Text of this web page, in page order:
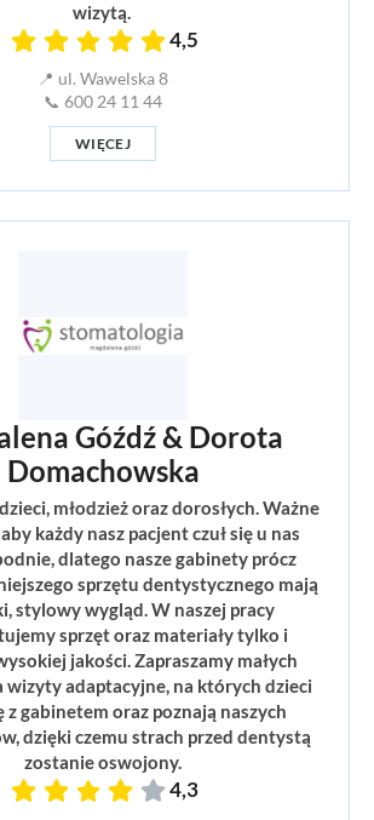
wizytą.
4,5
📍 ul. Wawelska 8
📞 600 24 11 44
WIĘCEJ
Góźdź & Dorota
Domachowska
młodzież oraz dorosłych. Ważne
każdy nasz pacjent czuł się u nas
dlatego nasze gabinety prócz
sprzętu dentystycznego mają
stylowy wygląd. W naszej pracy
sprzęt oraz materiały tylko i
jakości. Zapraszamy małych
wizyty adaptacyjne, na których dzieci
z gabinetem oraz poznają naszych
dzięki czemu strach przed dentystą
zostanie oswojony.
4,3